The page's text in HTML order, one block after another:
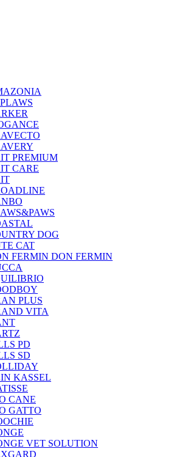
PREMIUM
CARE
DOG
CAT
FERMIN DON FERMIN
PLUS
VITA
PD
SD
KASSEL
CANE
GATTO
VET SOLUTION